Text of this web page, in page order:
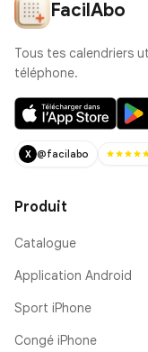
FacilAbo
Tous tes calendriers
téléphone.
X @facilabo
Produit
Catalogue
Application Android
Sport iPhone
Congé iPhone